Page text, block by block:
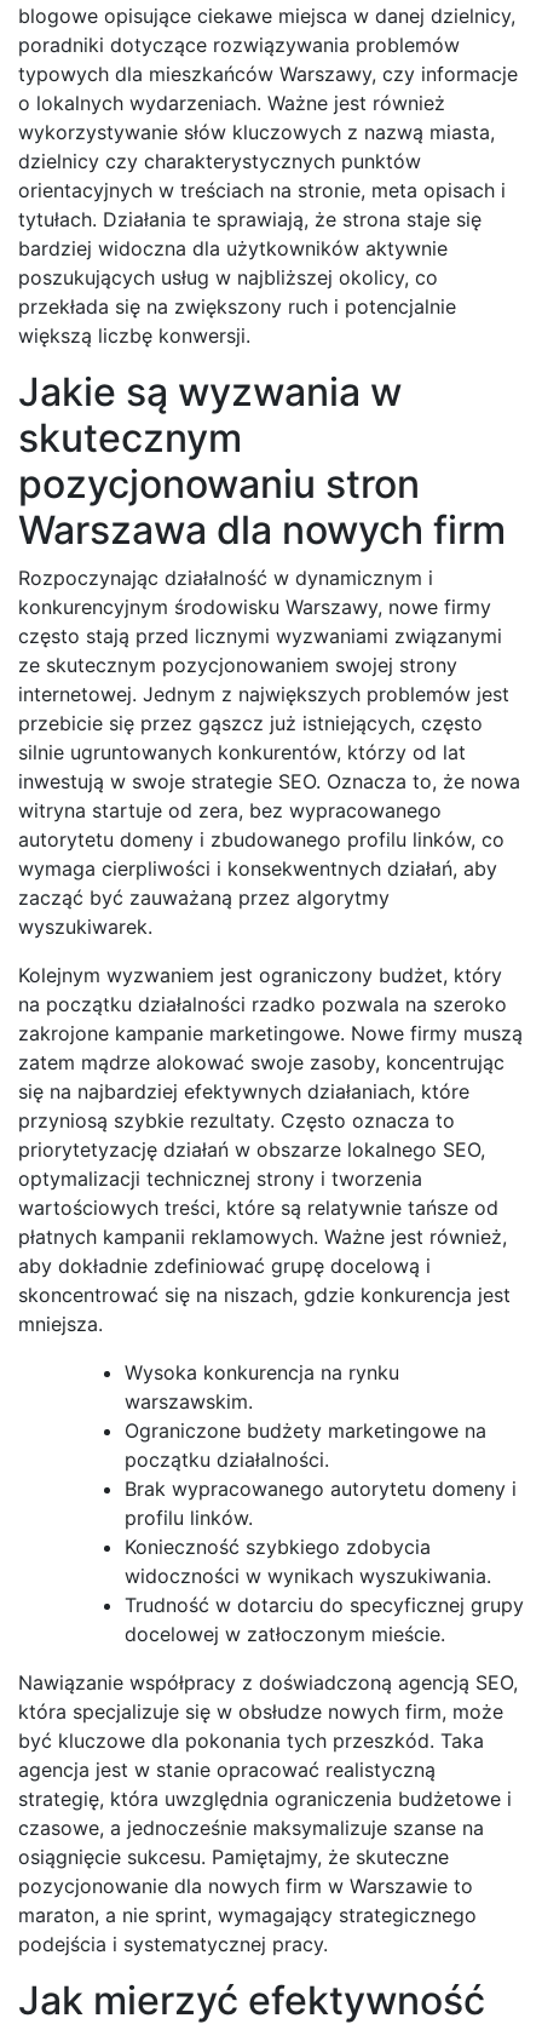
blogowe opisujące ciekawe miejsca w danej dzielnicy,
poradniki dotyczące rozwiązywania problemów
typowych dla mieszkańców Warszawy, czy informacje
o lokalnych wydarzeniach. Ważne jest również
wykorzystywanie słów kluczowych z nazwą miasta,
dzielnicy czy charakterystycznych punktów
orientacyjnych w treściach na stronie, meta opisach i
tytułach. Działania te sprawiają, że strona staje się
bardziej widoczna dla użytkowników aktywnie
poszukujących usług w najbliższej okolicy, co
przekłada się na zwiększony ruch i potencjalnie
większą liczbę konwersji.
Jakie są wyzwania w
skutecznym
pozycjonowaniu stron
Warszawa dla nowych firm
Rozpoczynając działalność w dynamicznym i
konkurencyjnym środowisku Warszawy, nowe firmy
często stają przed licznymi wyzwaniami związanymi
ze skutecznym pozycjonowaniem swojej strony
internetowej. Jednym z największych problemów jest
przebicie się przez gąszcz już istniejących, często
silnie ugruntowanych konkurentów, którzy od lat
inwestują w swoje strategie SEO. Oznacza to, że nowa
witryna startuje od zera, bez wypracowanego
autorytetu domeny i zbudowanego profilu linków, co
wymaga cierpliwości i konsekwentnych działań, aby
zacząć być zauważaną przez algorytmy
wyszukiwarek.
Kolejnym wyzwaniem jest ograniczony budżet, który
na początku działalności rzadko pozwala na szeroko
zakrojone kampanie marketingowe. Nowe firmy muszą
zatem mądrze alokować swoje zasoby, koncentrując
się na najbardziej efektywnych działaniach, które
przyniosą szybkie rezultaty. Często oznacza to
priorytetyzację działań w obszarze lokalnego SEO,
optymalizacji technicznej strony i tworzenia
wartościowych treści, które są relatywnie tańsze od
płatnych kampanii reklamowych. Ważne jest również,
aby dokładnie zdefiniować grupę docelową i
skoncentrować się na niszach, gdzie konkurencja jest
mniejsza.
Wysoka konkurencja na rynku
warszawskim.
Ograniczone budżety marketingowe na
początku działalności.
Brak wypracowanego autorytetu domeny i
profilu linków.
Konieczność szybkiego zdobycia
widoczności w wynikach wyszukiwania.
Trudność w dotarciu do specyficznej grupy
docelowej w zatłoczonym mieście.
Nawiązanie współpracy z doświadczoną agencją SEO,
która specjalizuje się w obsłudze nowych firm, może
być kluczowe dla pokonania tych przeszkód. Taka
agencja jest w stanie opracować realistyczną
strategię, która uwzględnia ograniczenia budżetowe i
czasowe, a jednocześnie maksymalizuje szanse na
osiągnięcie sukcesu. Pamiętajmy, że skuteczne
pozycjonowanie dla nowych firm w Warszawie to
maraton, a nie sprint, wymagający strategicznego
podejścia i systematycznej pracy.
Jak mierzyć efektywność